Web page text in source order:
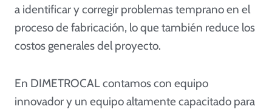
a identificar y corregir problemas temprano en el
proceso de fabricación, lo que también reduce los
costos generales del proyecto.
En DIMETROCAL contamos con equipo
innovador y un equipo altamente capacitado para